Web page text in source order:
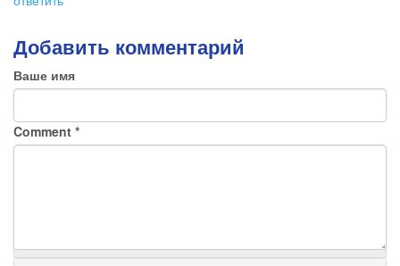
Добавить комментарий
Ваше имя
Comment *